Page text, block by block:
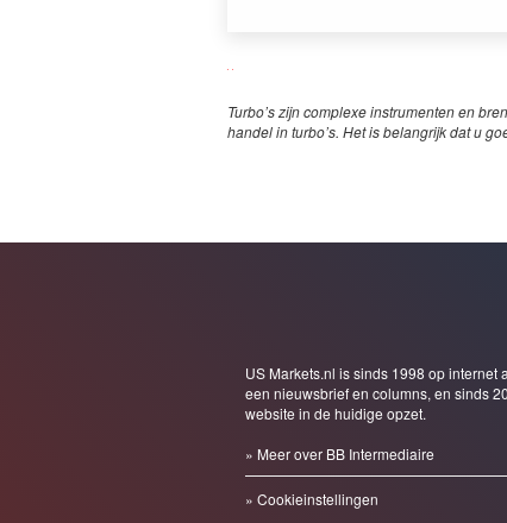
Turbo’s zijn complexe instrumenten en
handel in turbo’s. Het is belangrijk dat u
US Markets.nl is sinds 1998 op internet
een nieuwsbrief en columns, en sinds
website in de huidige opzet.
» Meer over BB Intermediaire
» Cookieinstellingen